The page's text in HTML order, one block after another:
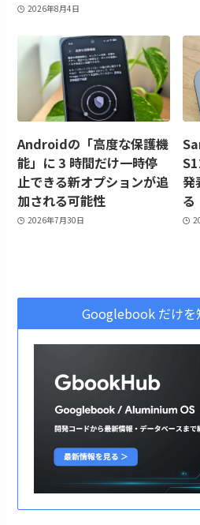
2026年8月4日
Androidの「高度な保護機
能」に 3 時間だけ一時停
止できる新オプションが追
加される可能性
2026年7月30日
発
る
Googlebook だけを